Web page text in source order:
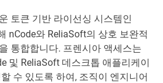
토큰 기반 라이선싱 시스템인
nCode와 ReliaSoft의 상호 보완적
통합합니다. 프렌시아 액세스는
및 ReliaSoft 데스크톱 애플리케이
수 있도록 하여, 조직이 엔지니어